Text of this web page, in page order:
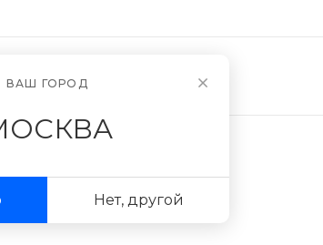
ВАШ ГОРОД
Нет, другой
О компании